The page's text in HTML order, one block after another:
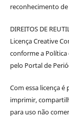
reconhecimento
DIREITOS DE
Licença Creative
conforme a
pelo Portal de
Com essa licença
imprimir,
para uso não